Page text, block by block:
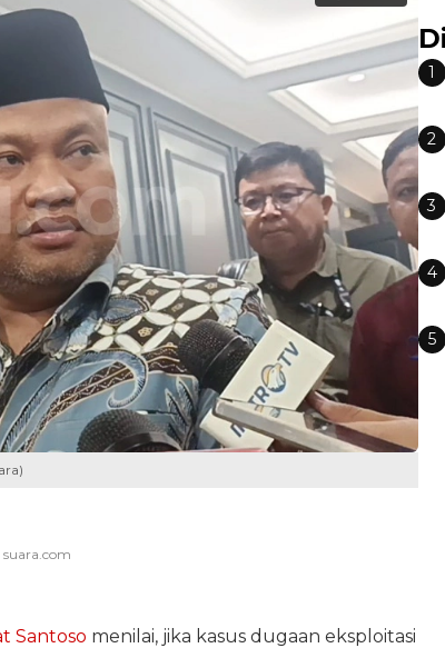
Santoso menilai, jika kasus dugaan eksploitasi
1
2
3
4
5